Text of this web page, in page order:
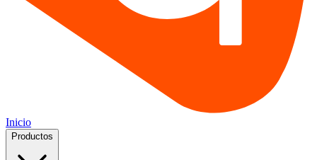
Inicio
Productos